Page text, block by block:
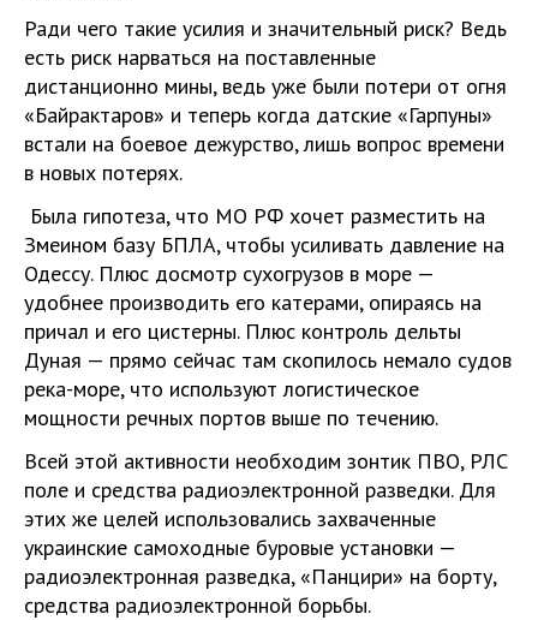
Ради чего такие усилия и значительный риск? Ведь
есть риск нарваться на поставленные
дистанционно мины, ведь уже были потери от огня
«Байрактаров» и теперь когда датские «Гарпуны»
встали на боевое дежурство, лишь вопрос времени
в новых потерях.
Была гипотеза, что МО РФ хочет разместить на
Змеином базу БПЛА, чтобы усиливать давление на
Одессу. Плюс досмотр сухогрузов в море —
удобнее производить его катерами, опираясь на
причал и его цистерны. Плюс контроль дельты
Дуная — прямо сейчас там скопилось немало судов
река-море, что используют логистическое
мощности речных портов выше по течению.
Всей этой активности необходим зонтик ПВО, РЛС
поле и средства радиоэлектронной разведки. Для
этих же целей использовались захваченные
украинские самоходные буровые установки —
радиоэлектронная разведка, «Панцири» на борту,
средства радиоэлектронной борьбы.